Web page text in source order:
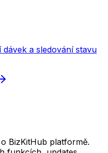
a sledování stavu
BizKitHub platformě.